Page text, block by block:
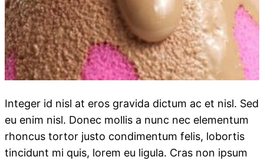
Integer id nisl at eros gravida dictum ac et nisl. Sed
eu enim nisl. Donec mollis a nunc nec elementum
rhoncus tortor justo condimentum felis, lobortis
tincidunt mi quis, lorem eu ligula. Cras non ipsum